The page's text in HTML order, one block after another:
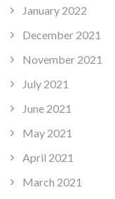
January 2022
December 2021
November 2021
July 2021
June 2021
May 2021
April 2021
March 2021